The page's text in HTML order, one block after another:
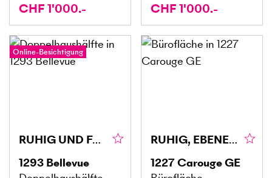
CHF 1'000.- CHF 1'000.-
Online-Besichtigung
RUHIG UND FAMILIÄR
1293 Bellevue
RUHIG, EBENERDIG & IDEAL GELEGEN
1227Carouge GE